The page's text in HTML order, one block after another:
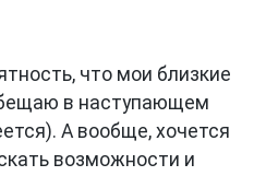
что мои близкие
в наступающем
А вообще, хочется
возможности и